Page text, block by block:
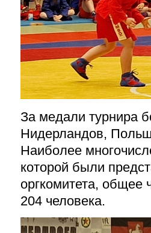
За медали турнира
Нидерландов,
Наиболее
которой были
оргкомитета, общее
204 человека.